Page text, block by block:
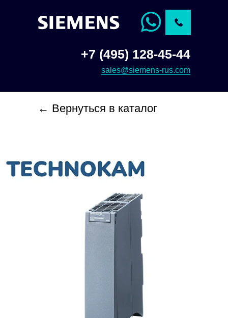
+7 (495) 128-45-44
sales@siemens-rus.com
← Вернуться в каталог